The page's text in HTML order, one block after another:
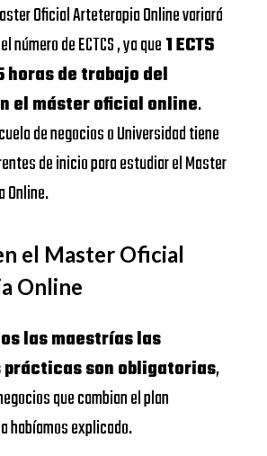
Oficial Arteterapia Online variará
número de ECTCS , ya que1 ECTS
horas de trabajo del
el máster oficial online.
de negocios o Universidad tiene
de inicio para estudiar el Master
Online.
el Master Oficial
Online
las maestrías las
son obligatorias,
que cambian el plan
habíamos explicado.